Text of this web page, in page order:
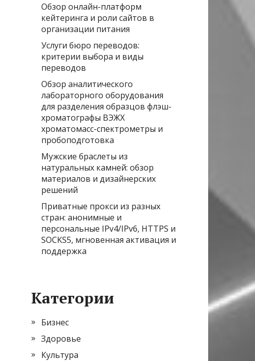
Обзор онлайн-платформ
кейтеринга и роли сайтов в
организации питания
Услуги бюро переводов:
критерии выбора и виды
переводов
Обзор аналитического
лабораторного оборудования
для разделения образцов флэш-
хроматографы ВЭЖХ
хроматомасс-спектрометры и
пробоподготовка
Мужские браслеты из
натуральных камней: обзор
материалов и дизайнерских
решений
Приватные прокси из разных
стран: анонимные и
персональные IPv4/IPv6, HTTPS и
SOCKS5, мгновенная активация и
поддержка
Категории
Бизнес
Здоровье
Культура